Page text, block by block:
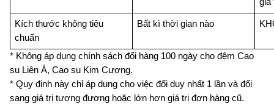
Kích thước không tiêu
chuẩn
Bất kì thời gian nào
* Không áp dụng chính sách đổi hàng 100 ngày cho đệm Cao
su Liên Á, Cao su Kim Cương.
* Quy định này chỉ áp dụng cho việc đổi duy nhất 1 lần và đổi
sang giá trị tương đương hoặc lớn hơn giá trị đơn hàng cũ.